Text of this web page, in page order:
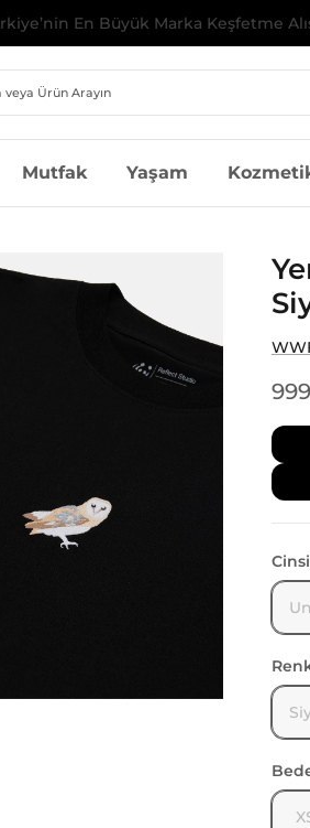
İlk Alışverişinize Özel %10 İndirim | Kod:
Mutfak Yaşam